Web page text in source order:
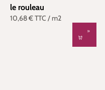
10,68 €TTC / m2
le rouleau